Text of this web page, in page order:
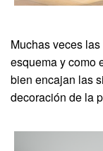
Muchas veces
esquema y como
bien encajan las
decoración de la